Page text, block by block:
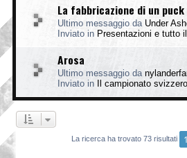
La fabbricazione di un puck
Ultimo messaggio da Under
Inviato in Presentazioni e tutto
Arosa
Ultimo messaggio da
Inviato in
Il campionato svizzero
La ricerca ha trovato 73 risultati 1